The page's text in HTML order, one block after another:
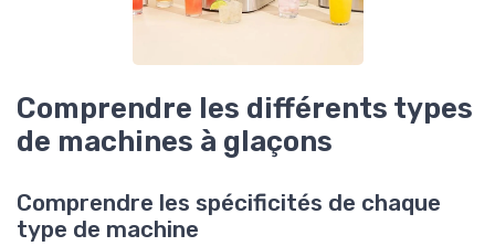
Comprendre les différents types
de machines à glaçons
Comprendre les spécificités de chaque
type de machine